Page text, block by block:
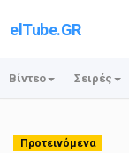
elTube.GR
Βίντεο Σειρές
Προτεινόμενα